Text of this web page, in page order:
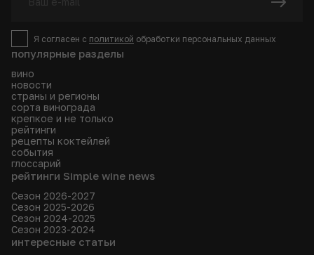
популярные разделы
вино
новости
страны и регионы
сорта винограда
крепкое и не только
рейтинги
рецепты коктейлей
события
глоссарий
рейтинги Simple wine news
Сезон 2026-2027
Сезон 2025-2026
Сезон 2024-2025
Сезон 2023-2024
интересные статьи
Я согласен с политикой обработки персональных данных